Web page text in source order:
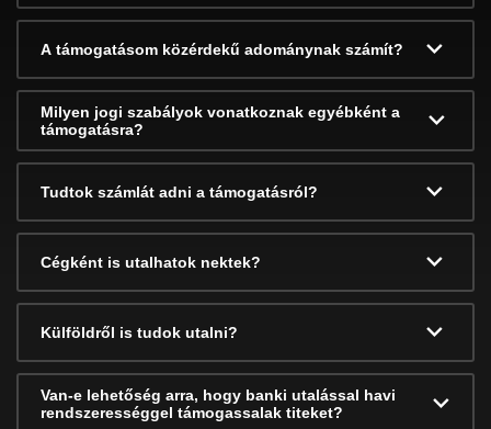
A támogatásom közérdekű adománynak számít?
Milyen jogi szabályok vonatkoznak egyébként a
támogatásra?
Tudtok számlát adni a támogatásról?
Cégként is utalhatok nektek?
Külföldről is tudok utalni?
Van-e lehetőség arra, hogy banki utalással havi
rendszerességgel támogassalak titeket?